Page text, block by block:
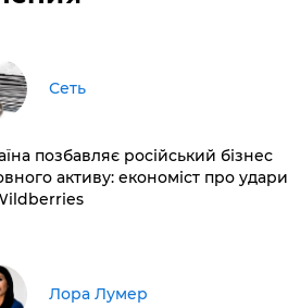
Сеть
позбавляє російський бізнес
активу: економіст про удари
​Лора Лумер